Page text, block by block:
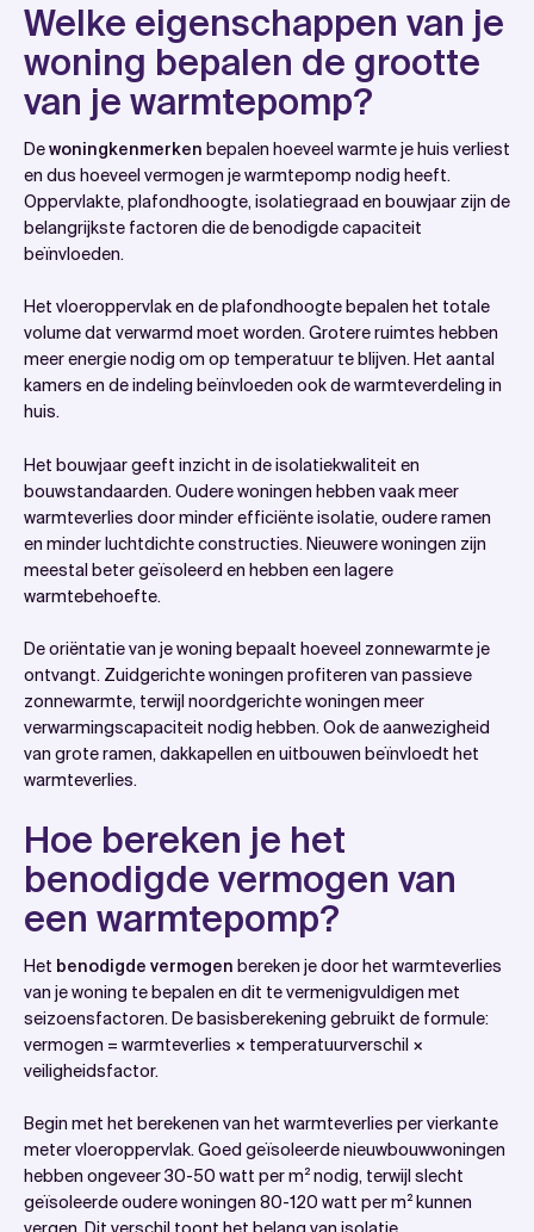
Welke eigenschappen van je
woning bepalen de grootte
van je warmtepomp?
Dewoningkenmerken bepalen hoeveel warmte je huis verliest
en dus hoeveel vermogen je warmtepomp nodig heeft.
Oppervlakte, plafondhoogte, isolatiegraad en bouwjaar zijn de
belangrijkste factoren die de benodigde capaciteit
beïnvloeden.
Het vloeroppervlak en de plafondhoogte bepalen het totale
volume dat verwarmd moet worden. Grotere ruimtes hebben
meer energie nodig om op temperatuur te blijven. Het aantal
kamers en de indeling beïnvloeden ook de warmteverdeling in
huis.
Het bouwjaar geeft inzicht in de isolatiekwaliteit en
bouwstandaarden. Oudere woningen hebben vaak meer
warmteverlies door minder efficiënte isolatie, oudere ramen
en minder luchtdichte constructies. Nieuwere woningen zijn
meestal beter geïsoleerd en hebben een lagere
warmtebehoefte.
De oriëntatie van je woning bepaalt hoeveel zonnewarmte je
ontvangt. Zuidgerichte woningen profiteren van passieve
zonnewarmte, terwijl noordgerichte woningen meer
verwarmingscapaciteit nodig hebben. Ook de aanwezigheid
van grote ramen, dakkapellen en uitbouwen beïnvloedt het
warmteverlies.
Hoe bereken je het
benodigde vermogen van
een warmtepomp?
Het benodigde vermogen bereken je door het warmteverlies
van je woning te bepalen en dit te vermenigvuldigen met
seizoensfactoren. De basisberekening gebruikt de formule:
vermogen = warmteverlies × temperatuurverschil ×
veiligheidsfactor.
Begin met het berekenen van het warmteverlies per vierkante
meter vloeroppervlak. Goed geïsoleerde nieuwbouwwoningen
hebben ongeveer 30-50 watt per m² nodig, terwijl slecht
geïsoleerde oudere woningen 80-120 watt per m² kunnen